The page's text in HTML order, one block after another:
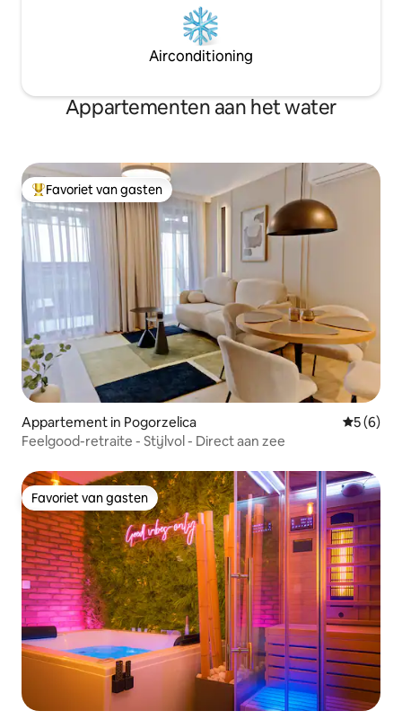
Airconditioning
Appartementen aan het water
Topfavoriet van gasten
Favoriet van gasten
Appartement in Pogorzelica
5 (6)
Feelgood-retraite - Stijlvol - Direct aan zee
Favoriet van gasten
Favoriet van gasten